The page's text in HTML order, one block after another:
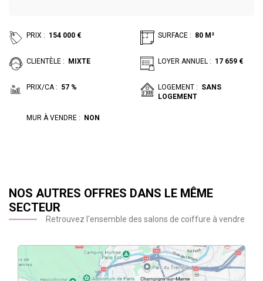
PRIX : 154 000 € SURFACE : 80 M²
CLIENTÈLE : MIXTE LOYER ANNUEL : 17 659 €
PRIX/CA : 57 % LOGEMENT : SANS
LOGEMENT
MUR À VENDRE : NON
NOS AUTRES OFFRES DANS LE MÊME
SECTEUR
Retrouvez l'ensemble des salons de coiffure à vendre